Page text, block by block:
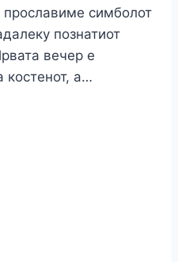
прославиме симболот
познатиот
вечер е
костенот, а…